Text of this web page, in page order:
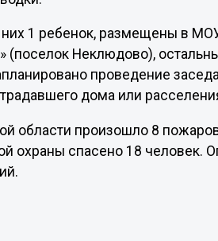
1 ребенок, размещены в
Неклюдово),
проведение
дома или
области произошло 8
охраны спасено 18 человек.